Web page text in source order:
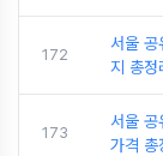
172
서울 공
지 총정
173
서울
가격 총